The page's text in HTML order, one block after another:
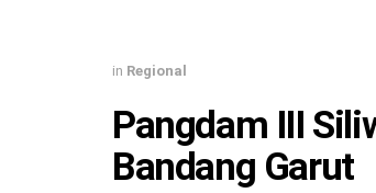
in Regional
Pangdam III
Bandang Garut